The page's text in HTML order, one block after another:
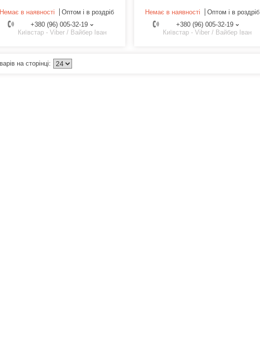
Немає в наявності
Оптом і в роздріб
+380 (96) 005-32-19
Київстар - Viber / Вайбер Іван
Немає в наявності
Оптом і в роздріб
+380 (96) 005-32-19
Київстар - Viber / Вайбер Іван